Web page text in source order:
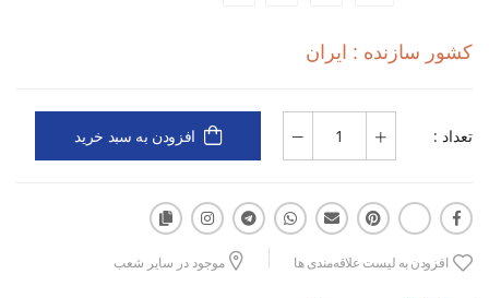
نوع مواد: پارچه‌ای
زیره کفش: EVA + Rubber
کشور سازنده : ایران
تعداد : افزودن به سبد خرید
افزودن به لیست علاقه‌مندی ها موجود در سایر شعب